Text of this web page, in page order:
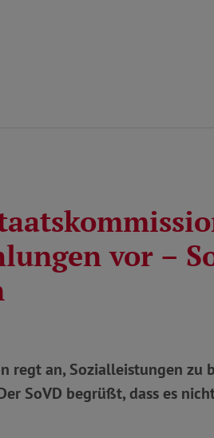
vor –
regt an, Sozialleistungen
SoVD begrüßt, dass es